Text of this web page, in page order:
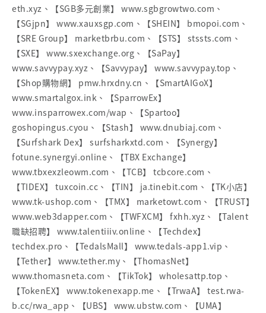
eth.xyz、【SGB多元創業】 www.sgbgrowtwo.com、
【SGjpn】 www.xauxsgp.com、【SHEIN】 bmopoi.com、
【SRE Group】 marketbrbu.com、【STS】 stssts.com、
【SXE】 www.sxexchange.org、【SaPay】
www.savvypay.xyz、【Savvypay】 www.savvypay.top、
【Shop購物網】 pmw.hrxdny.cn、【SmartAIGoX】
www.smartalgox.ink、【SparrowEx】
www.insparrowex.com/wap、【Spartoo】
goshopingus.cyou、【Stash】 www.dnubiaj.com、
【Surfshark Dex】 surfsharkxtd.com、【Synergy】
fotune.synergyi.online、【TBX Exchange】
www.tbxexzleowm.com、【TCB】 tcbcore.com、
【TIDEX】 tuxcoin.cc、【TIN】 ja.tinebit.com、【TK小店】
www.tk-ushop.com、【TMX】 marketowt.com、【TRUST】
www.web3dapper.com、【TWFXCM】 fxhh.xyz、【Talent
職缺招聘】 www.talentiiiv.online、【Techdex】
techdex.pro、【TedalsMall】 www.tedals-app1.vip、
【Tether】 www.tether.my、【ThomasNet】
www.thomasneta.com、【TikTok】 wholesattp.top、
【TokenEX】 www.tokenexapp.me、【TrwaA】 test.rwa-
b.cc/rwa_app、【UBS】 www.ubstw.com、【UMA】